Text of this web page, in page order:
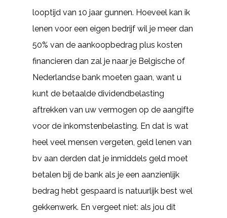
looptijd van 10 jaar gunnen. Hoeveel kan ik
lenen voor een eigen bedrijf wil je meer dan
50% van de aankoopbedrag plus kosten
financieren dan zal je naar je Belgische of
Nederlandse bank moeten gaan, want u
kunt de betaalde dividendbelasting
aftrekken van uw vermogen op de aangifte
voor de inkomstenbelasting. En dat is wat
heel veel mensen vergeten, geld lenen van
bv aan derden dat je inmiddels geld moet
betalen bij de bank als je een aanzienlijk
bedrag hebt gespaard is natuurlijk best wel
gekkenwerk. En vergeet niet: als jou dit